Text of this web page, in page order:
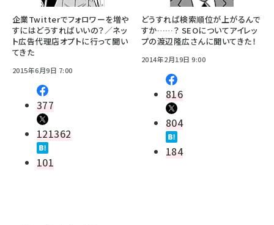
企業Twitterでフォロワーを増や
すにはどうすればいいの？／ネッ
ト広告代理店オプトに行って聞い
てきた
2015年6月9日 7:00
377
121362
101
どうすれば検索順位が上がるんで
すか……？ SEOについてアイレッ
プの渡辺隆広さんに聞いてきた！
2014年2月19日 9:00
816
804
184